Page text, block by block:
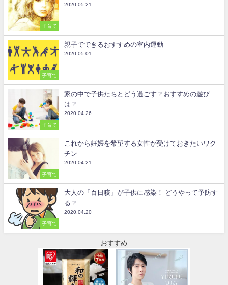
子育て
2020.05.21
子育て
親子でできるおすすめの室内運動
2020.05.01
子育て
家の中で子供たちとどう過ごす？おすすめの遊び
は？
2020.04.26
子育て
これから妊娠を希望する女性が受けておきたいワク
チン
2020.04.21
子育て
大人の「百日咳」が子供に感染！ どうやって予防す
る？
2020.04.20
おすすめ